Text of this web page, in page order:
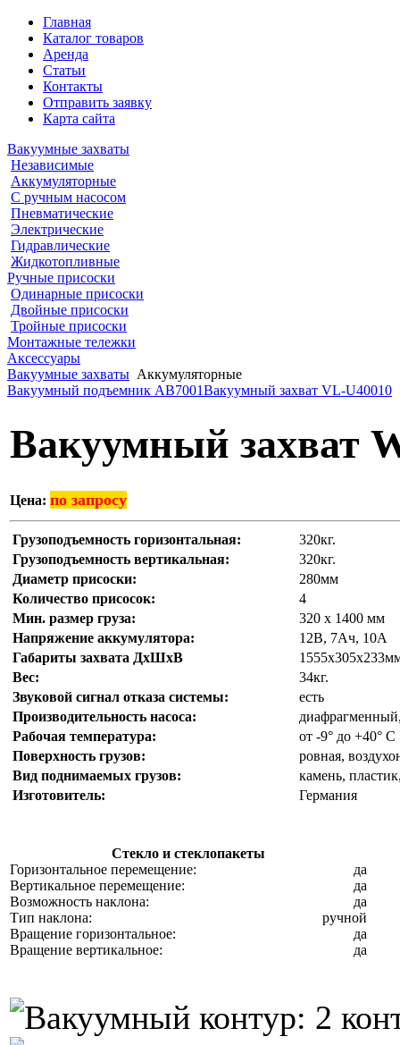
Главная
Каталог товаров
Аренда
Статьи
Контакты
Отправить заявку
Карта сайта
Вакуумные захваты
Независимые
Аккумуляторные
С ручным насосом
Пневматические
Электрические
Гидравлические
Жидкотопливные
Ручные присоски
Одинарные присоски
Двойные присоски
Тройные присоски
Монтажные тележки
Аксессуары
Вакуумные захваты Аккумуляторные
Вакуумный подъемник AB7001Вакуумный захват VL-U40010
Вакуумный захват
Цена: по запросу
Грузоподъемность горизонтальная:
320кг.
Грузоподъемность вертикальная:
320кг.
Диаметр присоски:
280мм
Количество присосок:
4
Мин. размер груза:
320 х 1400 мм
Напряжение аккумулятора:
12В, 7Ач, 10А
Габариты захвата ДхШхВ
Вес:
34кг.
Звуковой сигнал отказа системы:
есть
Производительность насоса:
Рабочая температура:
от -9° до +40° C
Поверхность грузов:
ровная,
Вид поднимаемых грузов:
камень,
Изготовитель:
Германия
Стекло и стеклопакеты
Горизонтальное перемещение:
да
Вертикальное перемещение:
да
Возможность наклона:
да
Тип наклона:
ручной
Вращение горизонтальное:
да
Вращение вертикальное:
да